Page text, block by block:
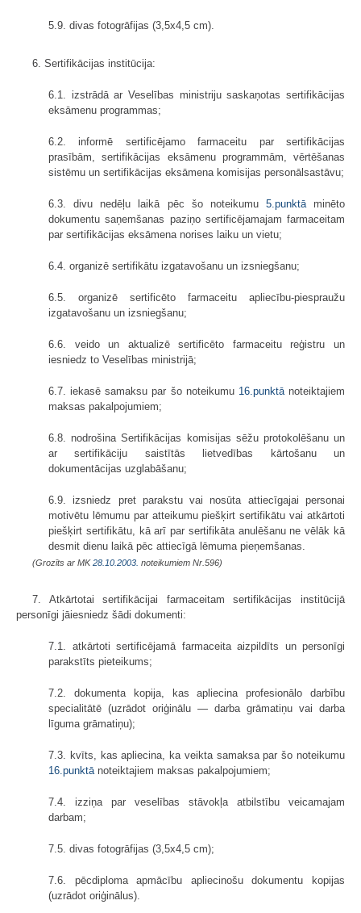
5.9. divas fotogrāfijas (3,5x4,5 cm).
6. Sertifikācijas institūcija:
6.1. izstrādā ar Veselības ministriju saskaņotas sertifikācijas
eksāmenu programmas;
6.2. informē sertificējamo farmaceitu par sertifikācijas
prasībām, sertifikācijas eksāmenu programmām, vērtēšanas
sistēmu un sertifikācijas eksāmena komisijas personālsastāvu;
6.3. divu nedēļu laikā pēc šo noteikumu 5.punktāminēto
dokumentu saņemšanas paziņo sertificējamajam farmaceitam
par sertifikācijas eksāmena norises laiku un vietu;
6.4. organizē sertifikātu izgatavošanu un izsniegšanu;
6.5. organizē sertificēto farmaceitu apliecību-piespraužu
izgatavošanu un izsniegšanu;
6.6. veido un aktualizē sertificēto farmaceitu reģistru un
iesniedz to Veselības ministrijā;
6.7. iekasē samaksu par šo noteikumu 16.punktānoteiktajiem
maksas pakalpojumiem;
6.8. nodrošina Sertifikācijas komisijas sēžu protokolēšanu un
ar sertifikāciju saistītās lietvedības kārtošanu un
dokumentācijas uzglabāšanu;
6.9. izsniedz pret parakstu vai nosūta attiecīgajai personai
motivētu lēmumu par atteikumu piešķirt sertifikātu vai atkārtoti
piešķirt sertifikātu, kā arī par sertifikāta anulēšanu ne vēlāk kā
desmit dienu laikā pēc attiecīgā lēmuma pieņemšanas.
(Grozīts ar MK28.10.2003. noteikumiem Nr.596)
7. Atkārtotai sertifikācijai farmaceitam sertifikācijas institūcijā
personīgi jāiesniedz šādi dokumenti:
7.1. atkārtoti sertificējamā farmaceita aizpildīts un personīgi
parakstīts pieteikums;
7.2. dokumenta kopija, kas apliecina profesionālo darbību
specialitātē (uzrādot oriģinālu — darba grāmatiņu vai darba
līguma grāmatiņu);
7.3. kvīts, kas apliecina, ka veikta samaksa par šo noteikumu
16.punktānoteiktajiem maksas pakalpojumiem;
7.4. izziņa par veselības stāvokļa atbilstību veicamajam
darbam;
7.5. divas fotogrāfijas (3,5x4,5 cm);
7.6. pēcdiploma apmācību apliecinošu dokumentu kopijas
(uzrādot oriģinālus).